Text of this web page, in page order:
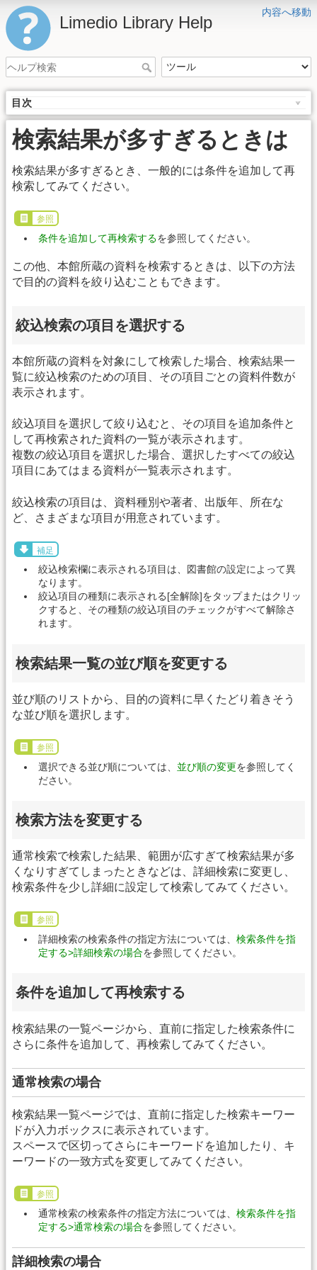
内容へ移動
Limedio Library Help
目次
検索結果が多すぎるときは
検索結果が多すぎるとき、一般的には条件を追加して再
検索してみてください。
参照
条件を追加して再検索するを参照してください。
この他、本館所蔵の資料を検索するときは、以下の方法
で目的の資料を絞り込むこともできます。
絞込検索の項目を選択する
本館所蔵の資料を対象にして検索した場合、検索結果一
覧に絞込検索のための項目、その項目ごとの資料件数が
表示されます。
絞込項目を選択して絞り込むと、その項目を追加条件と
して再検索された資料の一覧が表示されます。
複数の絞込項目を選択した場合、選択したすべての絞込
項目にあてはまる資料が一覧表示されます。
絞込検索の項目は、資料種別や著者、出版年、所在な
ど、さまざまな項目が用意されています。
補足
絞込検索欄に表示される項目は、図書館の設定によって異
なります。
絞込項目の種類に表示される[全解除]をタップまたはクリッ
クすると、その種類の絞込項目のチェックがすべて解除さ
れます。
検索結果一覧の並び順を変更する
並び順のリストから、目的の資料に早くたどり着きそう
な並び順を選択します。
参照
選択できる並び順については、 並び順の変更を参照してく
ださい。
検索方法を変更する
通常検索で検索した結果、範囲が広すぎて検索結果が多
くなりすぎてしまったときなどは、詳細検索に変更し、
検索条件を少し詳細に設定して検索してみてください。
参照
詳細検索の検索条件の指定方法については、 検索条件を指
定する>詳細検索の場合を参照してください。
条件を追加して再検索する
検索結果の一覧ページから、直前に指定した検索条件に
さらに条件を追加して、再検索してみてください。
通常検索の場合
検索結果一覧ページでは、直前に指定した検索キーワー
ドが入力ボックスに表示されています。
スペースで区切ってさらにキーワードを追加したり、キ
ーワードの一致方式を変更してみてください。
参照
通常検索の検索条件の指定方法については、 検索条件を指
定する>通常検索の場合を参照してください。
詳細検索の場合